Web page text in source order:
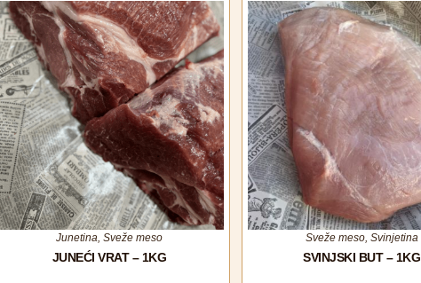
Junetina,Sveže meso
JUNEĆI VRAT – 1KG
Sveže meso, Svinjetina
SVINJSKI BUT – 1KG